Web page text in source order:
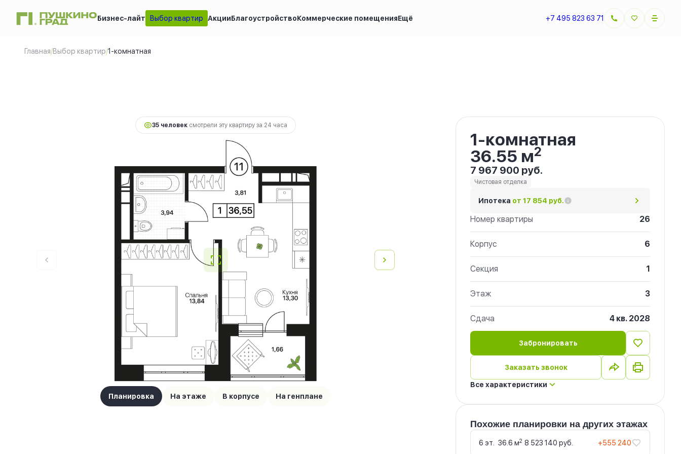
Бизнес-лайт Выбор квартир АкцииБлагоустройствоКоммерческие помещенияЕщё +7 495 823 63 71
Главная/Выбор квартир/1-комнатная
1-комнатная
35 человек смотрели эту квартиру за 24 часа
Планировка На этаже В корпусе На генплане
1-комнатная
36.55 м2
7 967 900 руб.
Чистовая отделка
Ипотека от 17 854 руб.
Номер квартиры 26
Корпус 6
Секция 1
Этаж 3
Сдача 4 кв. 2028
Забронировать
Заказать звонок
Все характеристики
Похожие планировки на других этажах
6 эт. 36.6 м2 8 523 140 руб. +555 240